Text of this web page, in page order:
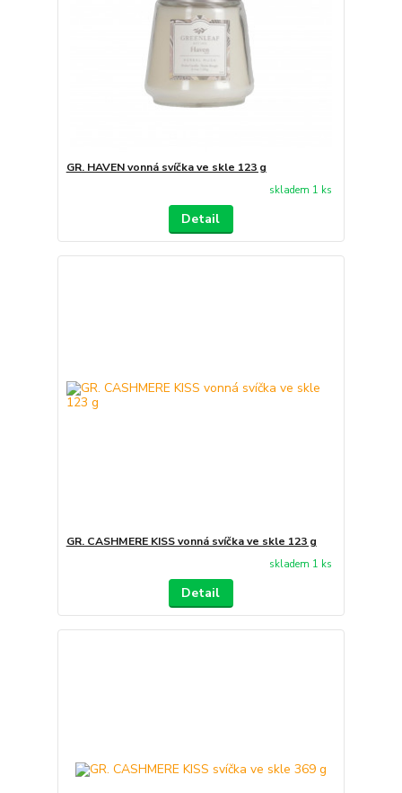
GR. HAVEN vonná svíčka ve skle 123 g
skladem 1 ks
Detail
GR. CASHMERE KISS vonná svíčka ve skle 123 g
skladem 1 ks
Detail